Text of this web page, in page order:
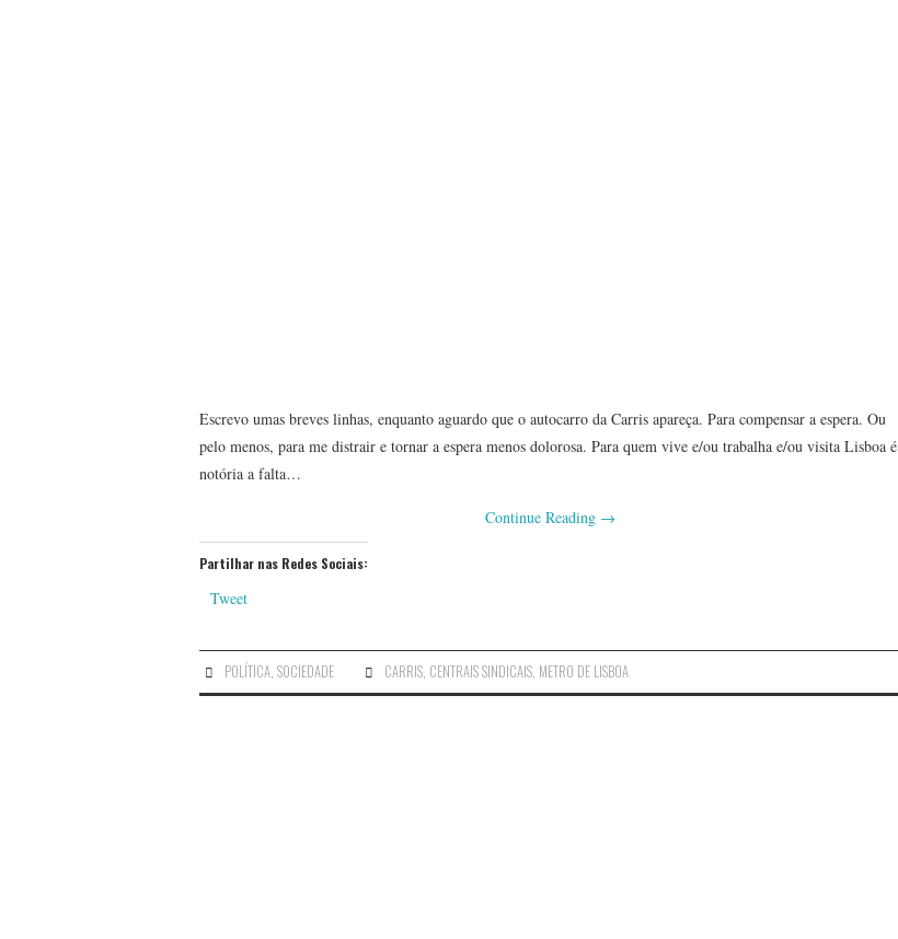
Escrevo umas breves linhas, enquanto aguardo que o autocarro da Carris apareça. Para compensar a espera. Ou
pelo menos, para me distrair e tornar a espera menos dolorosa. Para quem vive e/ou trabalha e/ou visita Lisboa é
notória a falta…
Continue Reading →
Partilhar nas Redes Sociais:
Tweet
POLÍTICA,SOCIEDADE CARRIS, CENTRAIS SINDICAIS, METRO DE LISBOA